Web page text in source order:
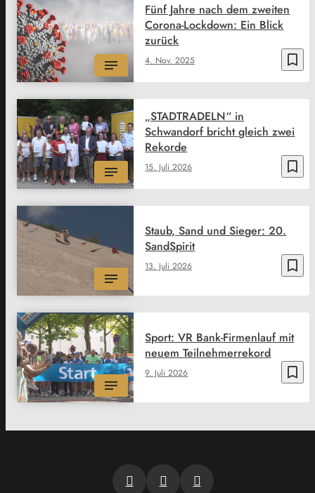
bookmark_border
4. Nov. 2025
Fünf Jahre nach dem zweiten
Corona-Lockdown: Ein Blick
zurück
bookmark_border
15. Juli 2026
„STADTRADELN“ in
Schwandorf bricht gleich zwei
Rekorde
bookmark_border
13. Juli 2026
Staub, Sand und Sieger: 20.
SandSpirit
bookmark_border
9. Juli 2026
Sport: VR Bank-Firmenlauf mit
neuem Teilnehmerrekord